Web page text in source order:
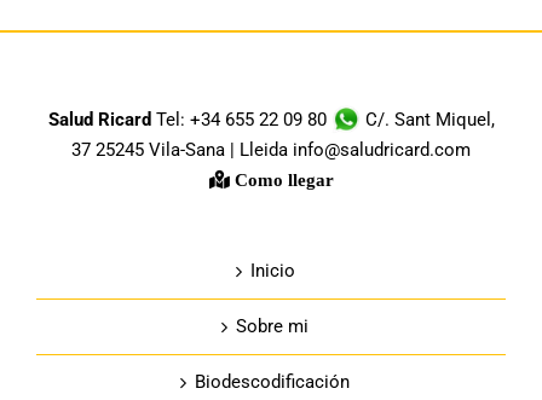
Salud Ricard Tel: +34 655 22 09 80
C/. Sant Miquel,
37 25245 Vila-Sana | Lleida info@saludricard.com
Como llegar
Inicio
Sobre mi
Biodescodificación